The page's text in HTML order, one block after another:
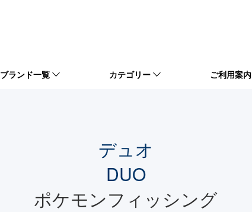
ブランド一覧 カテゴリー ご利用案内
デュオ
DUO
ポケモンフィッシング